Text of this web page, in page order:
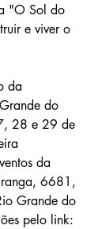
"O Sol do
e viver o
da
do
28 e 29 de
da
6681,
Grande do
pelo link: